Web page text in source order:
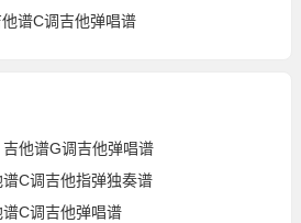
谱C调吉他弹唱谱
他谱G调吉他弹唱谱
C调吉他指弹独奏谱
C调吉他弹唱谱